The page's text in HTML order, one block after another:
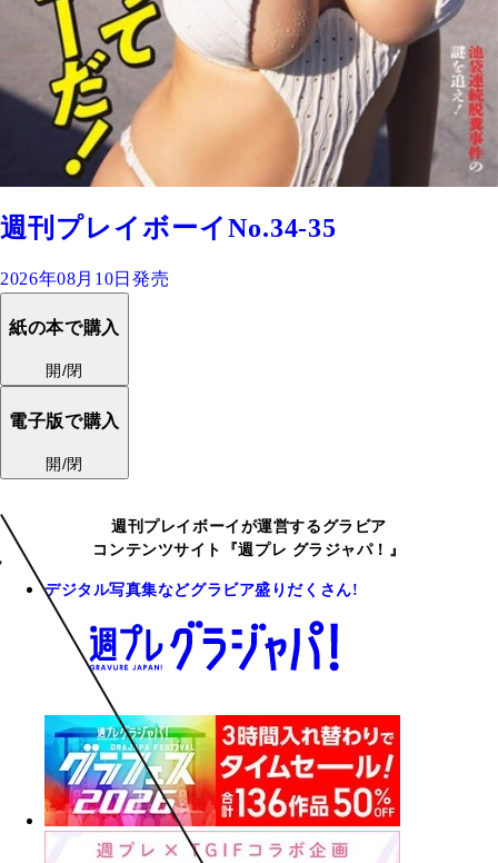
週刊プレイボーイNo.34-35
2026年08月10日発売
紙の本で購入
開/閉
電子版で購入
開/閉
週刊プレイボーイが運営するグラビア
コンテンツサイト『週プレ グラジャパ！』
デジタル写真集などグラビア盛りだくさん!